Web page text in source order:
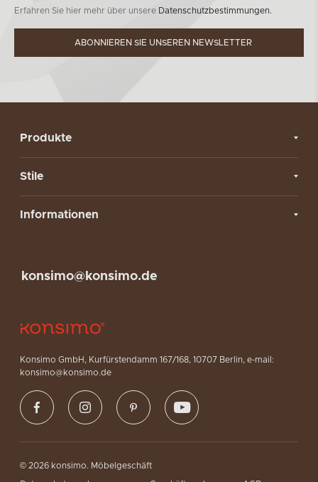
Erfahren Sie hier mehr über unsere Datenschutzbestimmungen.
ABONNIEREN SIE UNSEREN NEWSLETTER
Produkte
Stile
Informationen
Konsimo GmbH, Kurfürstendamm 167/168, 10707 Berlin, e-mail:
konsimo@konsimo.de
konsimo@konsimo.de
© 2026 konsimo. Möbelgeschäft